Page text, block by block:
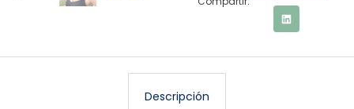
Descripción